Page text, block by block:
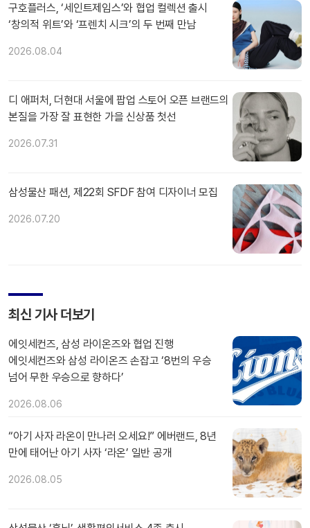
구호플러스, ‘세인트제임스’와 협업 컬렉션 출시
‘창의적 위트’와 ‘프렌치 시크’의 두 번째 만남
2026.08.04
디 애퍼처, 더현대 서울에 팝업 스토어 오픈 브랜드의
본질을 가장 잘 표현한 가을 신상품 첫선
2026.07.31
삼성물산 패션, 제22회 SFDF 참여 디자이너 모집
2026.07.20
최신 기사 더보기
에잇세컨즈, 삼성 라이온즈와 협업 진행
에잇세컨즈와 삼성 라이온즈 손잡고 ‘8번의 우승
넘어 무한 우승으로 향하다’
2026.08.06
“아기 사자 라온이 만나러 오세요!” 에버랜드, 8년
만에 태어난 아기 사자 ‘라온’ 일반 공개
2026.08.05